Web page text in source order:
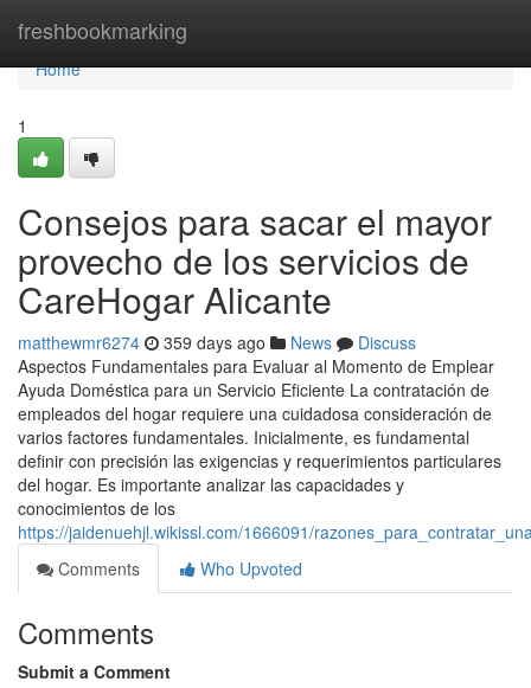
freshbookmarking
Home
Home
1
Consejos para sacar el mayor
provecho de los servicios de
CareHogar Alicante
matthewmr6274 359 days ago News
Discuss
Aspectos Fundamentales para Evaluar al Momento de Emplear
Ayuda Doméstica para un Servicio Eficiente La contratación de
empleados del hogar requiere una cuidadosa consideración de
varios factores fundamentales. Inicialmente, es fundamental
definir con precisión las exigencias y requerimientos particulares
del hogar. Es importante analizar las capacidades y
conocimientos de los
https://jaidenuehjl.wikissl.com/1666091/
Comments
Who Upvoted
Comments
Submit a Comment